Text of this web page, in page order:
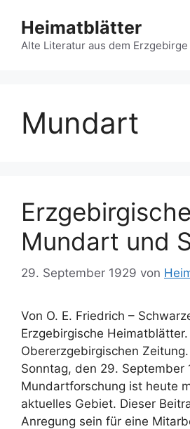
Inhalt
springen
Heimatblätter
Alte Literatur aus dem Erzgebirge
Mundart
Erzgebirgische
Mundart und
29. September 1929 von
Von O. E. Friedrich –
Erzgebirgische
Obererzgebirgischen
Sonntag, den 29. September
Mundartforschung ist heute
aktuelles Gebiet. Dieser
Anregung sein für eine